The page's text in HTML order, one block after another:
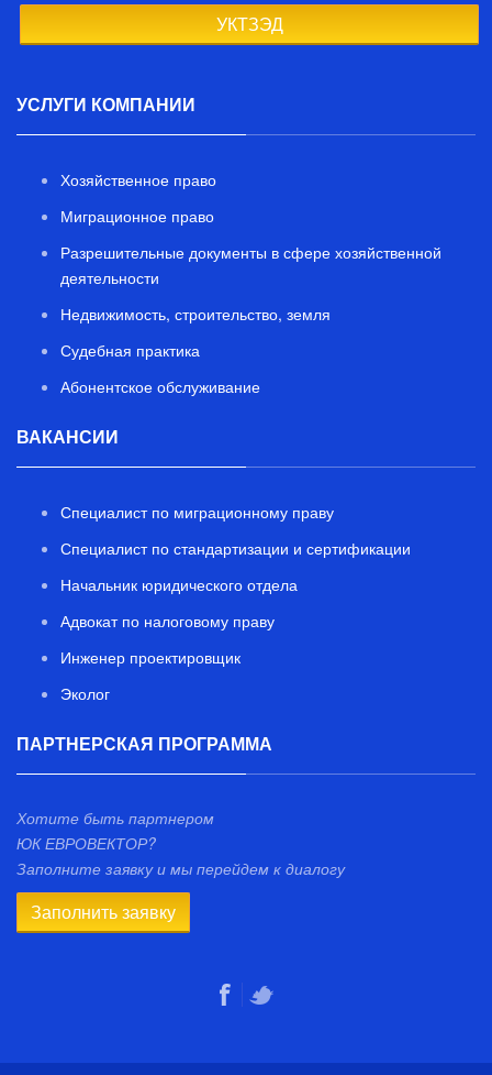
УКТЗЭД
УСЛУГИ КОМПАНИИ
Хозяйственное право
Миграционное право
Разрешительные документы в сфере хозяйственной
деятельности
Недвижимость, строительство, земля
Судебная практика
Абонентское обслуживание
ВАКАНСИИ
Специалист по миграционному праву
Специалист по стандартизации и сертификации
Начальник юридического отдела
Адвокат по налоговому праву
Инженер проектировщик
Эколог
ПАРТНЕРСКАЯ ПРОГРАММА
Хотите быть партнером
ЮК ЕВРОВЕКТОР?
Заполните заявку и мы перейдем к диалогу
Заполнить заявку